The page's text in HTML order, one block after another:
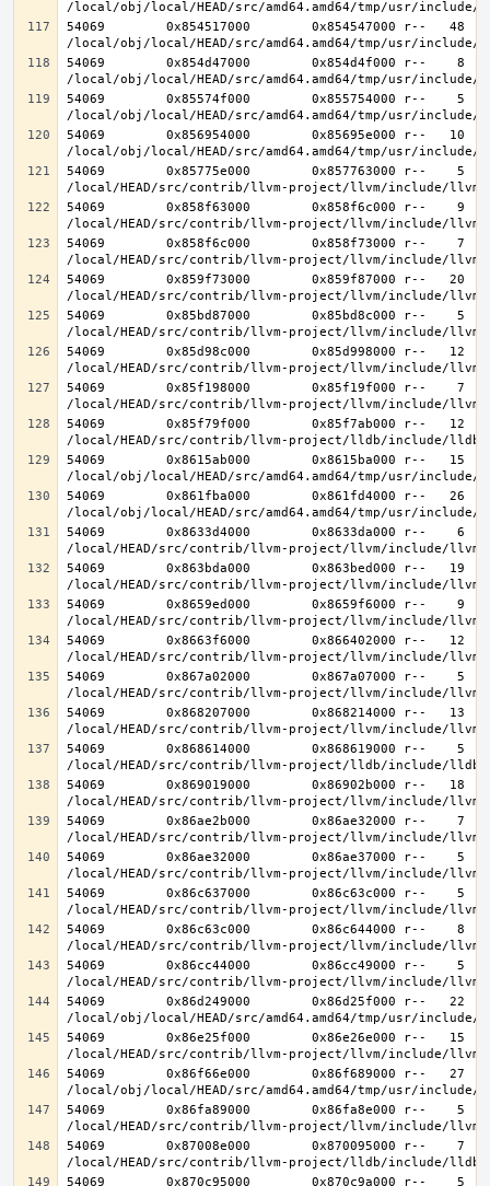
54069        0x854517000        0x854547000 r--   48
54069        0x854d47000        0x854d4f000 r--    8
54069        0x85574f000        0x855754000 r--    5
54069        0x856954000        0x85695e000 r--   10
54069        0x85775e000        0x857763000 r--    5
54069        0x858f63000        0x858f6c000 r--    9
54069        0x858f6c000        0x858f73000 r--    7
54069        0x859f73000        0x859f87000 r--   20
54069        0x85bd87000        0x85bd8c000 r--    5
54069        0x85d98c000        0x85d998000 r--   12
54069        0x85f198000        0x85f19f000 r--    7
54069        0x85f79f000        0x85f7ab000 r--   12
54069        0x8615ab000        0x8615ba000 r--   15
54069        0x861fba000        0x861fd4000 r--   26
54069        0x8633d4000        0x8633da000 r--    6
54069        0x863bda000        0x863bed000 r--   19
54069        0x8659ed000        0x8659f6000 r--    9
54069        0x8663f6000        0x866402000 r--   12
54069        0x867a02000        0x867a07000 r--    5
54069        0x868207000        0x868214000 r--   13
54069        0x868614000        0x868619000 r--    5
54069        0x869019000        0x86902b000 r--   18
54069        0x86ae2b000        0x86ae32000 r--    7
54069        0x86ae32000        0x86ae37000 r--    5
54069        0x86c637000        0x86c63c000 r--    5
54069        0x86c63c000        0x86c644000 r--    8
54069        0x86cc44000        0x86cc49000 r--    5
54069        0x86d249000        0x86d25f000 r--   22
54069        0x86e25f000        0x86e26e000 r--   15
54069        0x86f66e000        0x86f689000 r--   27
54069        0x86fa89000        0x86fa8e000 r--    5
54069        0x87008e000        0x870095000 r--    7
54069        0x870c95000        0x870c9a000 r--    5